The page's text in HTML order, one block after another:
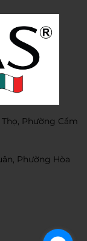
Phường Cẩm
Phường Hòa